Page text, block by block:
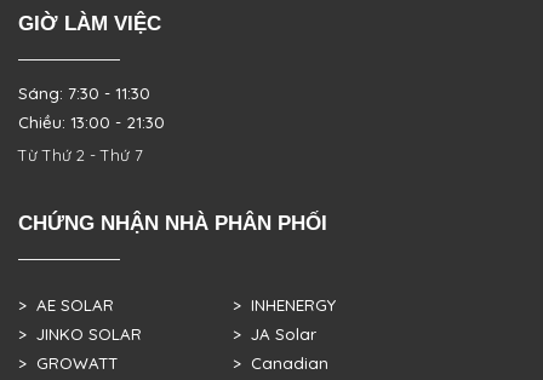
GIỜ LÀM VIỆC
Sáng: 7:30 - 11:30
Chiều: 13:00 - 21:30
Từ Thứ 2 - Thứ 7
CHỨNG NHẬN NHÀ PHÂN PHỐI
> AE SOLAR
> JINKO SOLAR
> GROWATT
> INHENERGY
> JA Solar
> Canadian